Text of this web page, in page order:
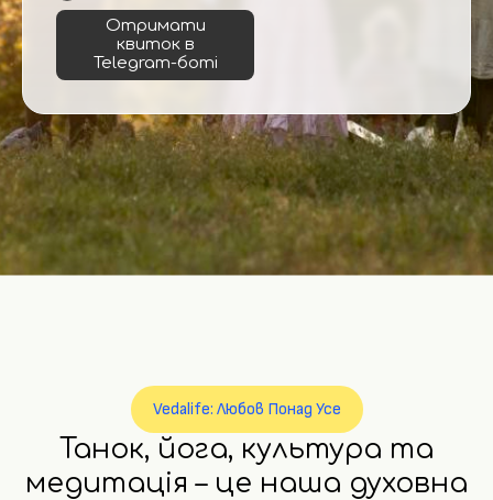
Отримати
квиток в
Telegram-боті
Vedalife: Любов Понад Усе
Танок, йога, культура та
медитація – це наша духовна